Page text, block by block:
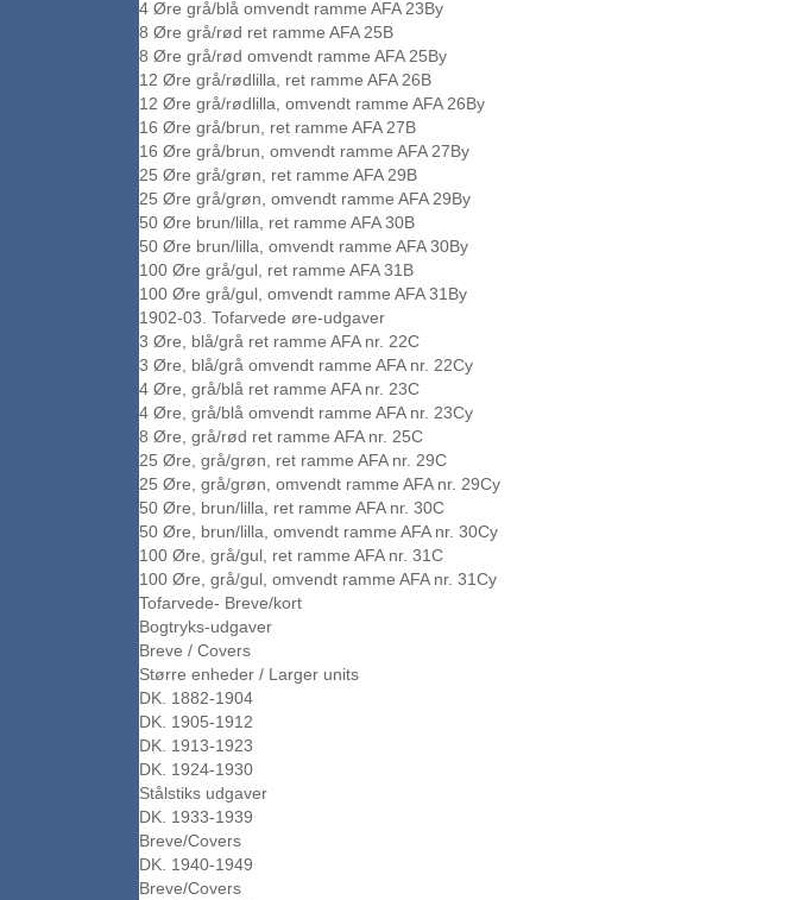
4 Øre grå/blå omvendt ramme AFA 23By
8 Øre grå/rød ret ramme AFA 25B
8 Øre grå/rød omvendt ramme AFA 25By
12 Øre grå/rødlilla, ret ramme AFA 26B
12 Øre grå/rødlilla, omvendt ramme AFA 26By
16 Øre grå/brun, ret ramme AFA 27B
16 Øre grå/brun, omvendt ramme AFA 27By
25 Øre grå/grøn, ret ramme AFA 29B
25 Øre grå/grøn, omvendt ramme AFA 29By
50 Øre brun/lilla, ret ramme AFA 30B
50 Øre brun/lilla, omvendt ramme AFA 30By
100 Øre grå/gul, ret ramme AFA 31B
100 Øre grå/gul, omvendt ramme AFA 31By
1902-03. Tofarvede øre-udgaver
3 Øre, blå/grå ret ramme AFA nr. 22C
3 Øre, blå/grå omvendt ramme AFA nr. 22Cy
4 Øre, grå/blå ret ramme AFA nr. 23C
4 Øre, grå/blå omvendt ramme AFA nr. 23Cy
8 Øre, grå/rød ret ramme AFA nr. 25C
25 Øre, grå/grøn, ret ramme AFA nr. 29C
25 Øre, grå/grøn, omvendt ramme AFA nr. 29Cy
50 Øre, brun/lilla, ret ramme AFA nr. 30C
50 Øre, brun/lilla, omvendt ramme AFA nr. 30Cy
100 Øre, grå/gul, ret ramme AFA nr. 31C
100 Øre, grå/gul, omvendt ramme AFA nr. 31Cy
Tofarvede- Breve/kort
Bogtryks-udgaver
Breve / Covers
Større enheder / Larger units
DK. 1882-1904
DK. 1905-1912
DK. 1913-1923
DK. 1924-1930
Stålstiks udgaver
DK. 1933-1939
Breve/Covers
DK. 1940-1949
Breve/Covers